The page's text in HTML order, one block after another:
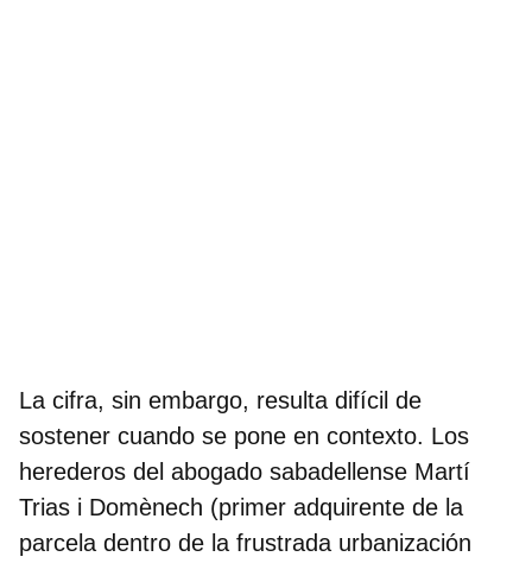
La cifra, sin embargo, resulta difícil de
sostener cuando se pone en contexto. Los
herederos del abogado sabadellense Martí
Trias i Domènech (primer adquirente de la
parcela dentro de la frustrada urbanización